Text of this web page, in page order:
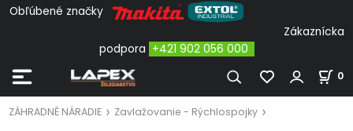
Obľúbené značky
Zákaznícka
podpora +421 902 056 000
0
ZÁHRADNÉ NÁRADIE Zavlažovanie - Rýchlospojky